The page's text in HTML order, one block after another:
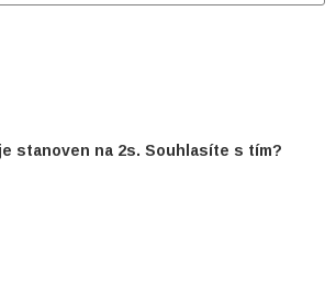
stanoven na 2s. Souhlasíte s tím?